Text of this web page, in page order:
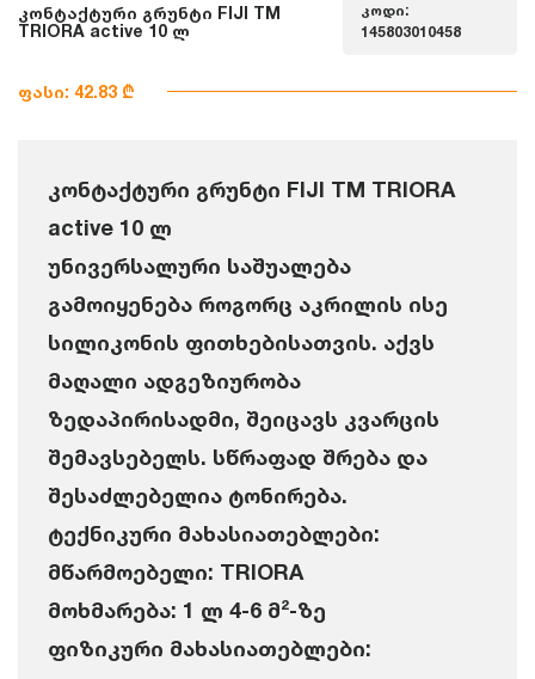
კონტაქტური გრუნტი FIJI TM
TRIORA active 10 ლ
კოდი:
145803010458
ფასი: 42.83 ₾
კონტაქტური გრუნტი FIJI TM TRIORA
active 10 ლ
უნივერსალური საშუალება
გამოიყენება როგორც აკრილის ისე
სილიკონის ფითხებისათვის. აქვს
მაღალი ადგეზიურობა
ზედაპირისადმი, შეიცავს კვარცის
შემავსებელს. სწრაფად შრება და
შესაძლებელია ტონირება.
ტექნიკური მახასიათებლები:
მწარმოებელი: TRIORA
მოხმარება: 1 ლ 4-6 მ²-ზე
ფიზიკური მახასიათებლები: